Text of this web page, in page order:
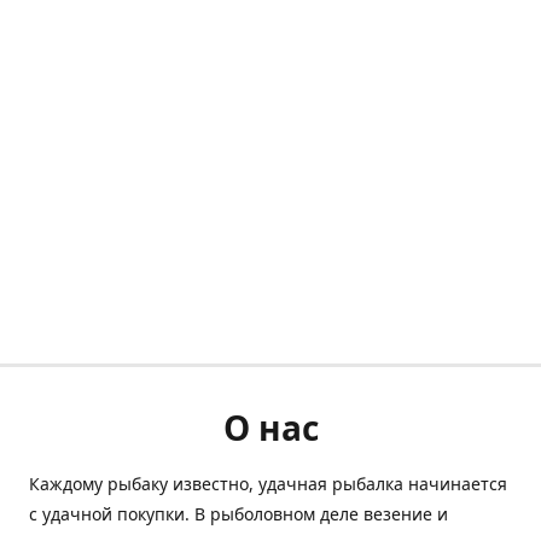
О нас
Каждому рыбаку известно, удачная рыбалка начинается
с удачной покупки. В рыболовном деле везение и